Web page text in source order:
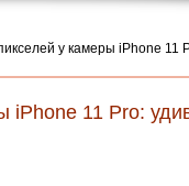
у камеры iPhone 11
iPhone 11 Pro: